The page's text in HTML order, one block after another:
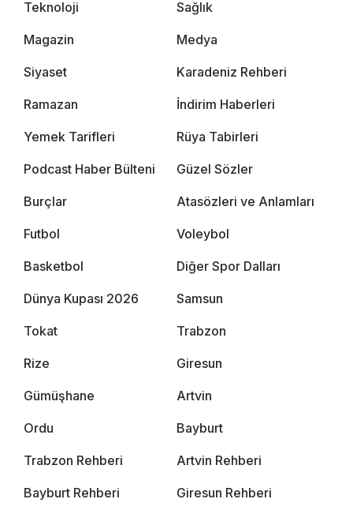
Teknoloji Sağlık
Magazin Medya
Siyaset Karadeniz Rehberi
Ramazan İndirim Haberleri
Yemek Tarifleri Rüya Tabirleri
Podcast Haber Bülteni Güzel Sözler
Burçlar Atasözleri ve Anlamları
Futbol Voleybol
Basketbol Diğer Spor Dalları
Dünya Kupası 2026 Samsun
Tokat Trabzon
Rize Giresun
Gümüşhane Artvin
Ordu Bayburt
Trabzon Rehberi Artvin Rehberi
Bayburt Rehberi Giresun Rehberi